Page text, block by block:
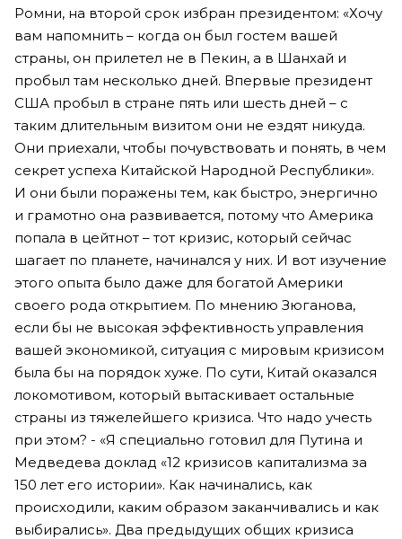
Ромни, на второй срок избран президентом: «Хочу
вам напомнить – когда он был гостем вашей
страны, он прилетел не в Пекин, а в Шанхай и
пробыл там несколько дней. Впервые президент
США пробыл в стране пять или шесть дней – с
таким длительным визитом они не ездят никуда.
Они приехали, чтобы почувствовать и понять, в чем
секрет успеха Китайской Народной Республики».
И они были поражены тем, как быстро, энергично
и грамотно она развивается, потому что Америка
попала в цейтнот – тот кризис, который сейчас
шагает по планете, начинался у них. И вот изучение
этого опыта было даже для богатой Америки
своего рода открытием. По мнению Зюганова,
если бы не высокая эффективность управления
вашей экономикой, ситуация с мировым кризисом
была бы на порядок хуже. По сути, Китай оказался
локомотивом, который вытаскивает остальные
страны из тяжелейшего кризиса. Что надо учесть
при этом? - «Я специально готовил для Путина и
Медведева доклад «12 кризисов капитализма за
150 лет его истории». Как начинались, как
происходили, каким образом заканчивались и как
выбирались». Два предыдущих общих кризиса